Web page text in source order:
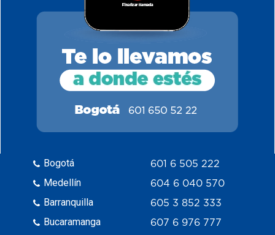
Bogotá
Medellín
Barranquilla
Bucaramanga
601 6 505 222
604 6 040 570
605 3 852 333
607 6 976 777